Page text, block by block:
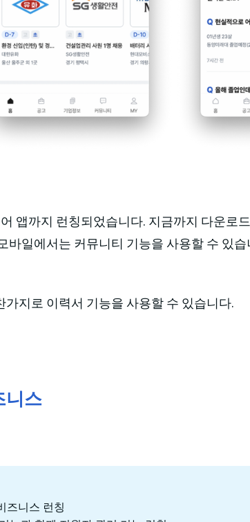
앱까지 런칭되었습니다. 지금까지 다운로
바일에서는 커뮤니티 기능을 사용할 수 있습
가지로 이력서 기능을 사용할 수 있습니다.
니스
즈니스 런칭